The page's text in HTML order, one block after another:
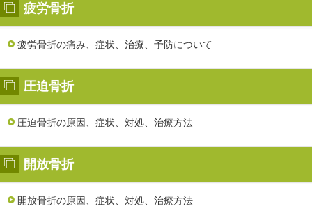
疲労骨折
疲労骨折の痛み、症状、治療、予防について
圧迫骨折
圧迫骨折の原因、症状、対処、治療方法
開放骨折
開放骨折の原因、症状、対処、治療方法